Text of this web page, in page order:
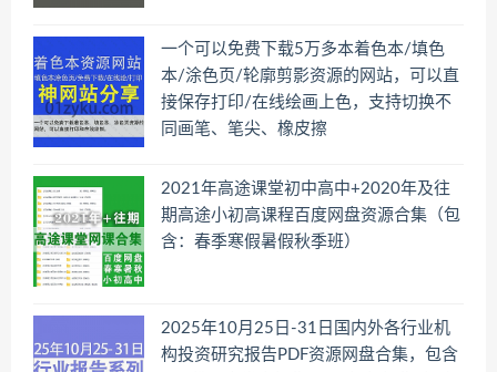
一个可以免费下载5万多本着色本/填色
本/涂色页/轮廓剪影资源的网站，可以直
接保存打印/在线绘画上色，支持切换不
同画笔、笔尖、橡皮擦
2021年高途课堂初中高中+2020年及往
期高途小初高课程百度网盘资源合集（包
含：春季寒假暑假秋季班）
2025年10月25日-31日国内外各行业机
构投资研究报告PDF资源网盘合集，包含